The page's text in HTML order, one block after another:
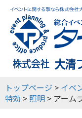
利用ガイド
イベントツール
イベント実績
トップページ > イベ
特効 > 照明 > アーム